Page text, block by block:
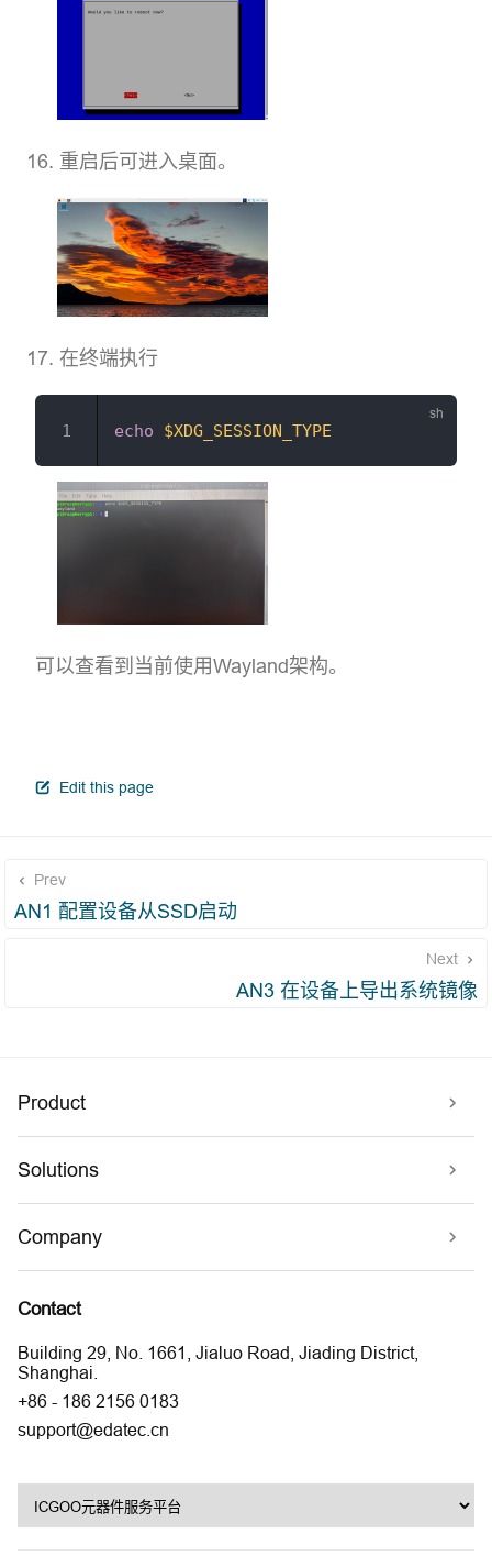
重启后可进入桌面。
在终端执行
echo $XDG_SESSION_TYPE
可以查看到当前使用Wayland架构。
Edit this pageopen in new window
Prev
AN1 配置设备从SSD启动
Next
AN3 在设备上导出系统镜像
Product
Solutions
Company
Contact
Building 29, No. 1661, Jialuo Road, Jiading District,
Shanghai.
+86 - 186 2156 0183
support@edatec.cn